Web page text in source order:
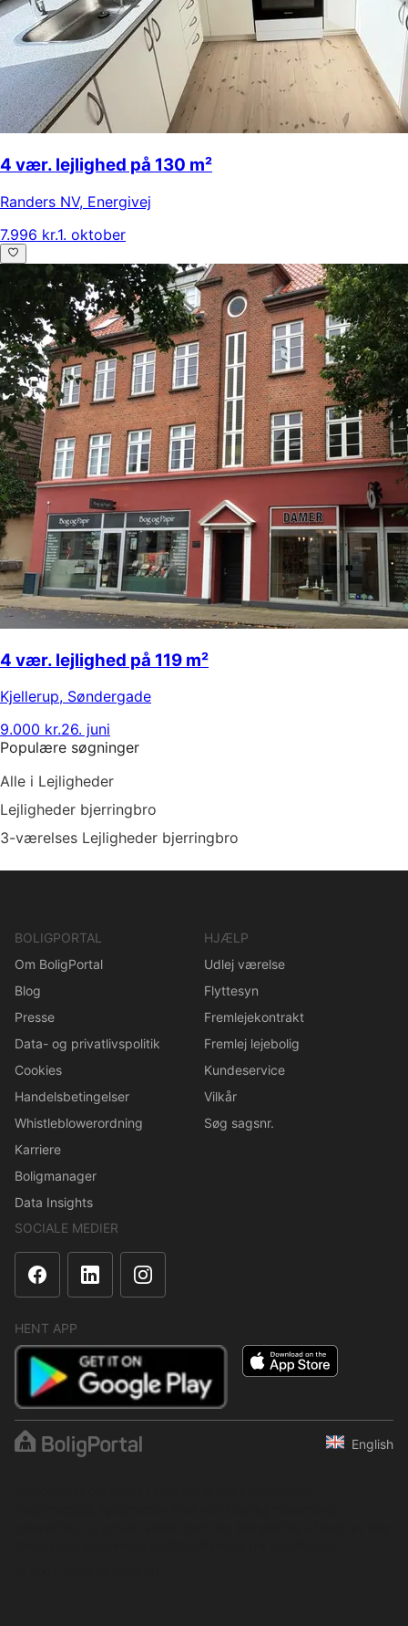
4 vær. lejlighed på 130 m²
Randers NV, Energivej
7.996 kr.1. oktober
4 vær. lejlighed på 119 m²
Kjellerup, Søndergade
9.000 kr.26. juni
Populære søgninger
Alle i Lejligheder
Lejligheder bjerringbro
3-værelses Lejligheder bjerringbro
BOLIGPORTAL
Om BoligPortal
Blog
Presse
Data- og privatlivspolitik
Cookies
Handelsbetingelser
Whistleblowerordning
Karriere
Boligmanager
Data Insights
HJÆLP
Udlej værelse
Flyttesyn
Fremlejekontrakt
Fremlej lejebolig
Kundeservice
Vilkår
Søg sagsnr.
SOCIALE MEDIER
HENT APP
English